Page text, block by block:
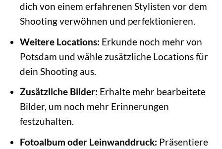
dich von einem erfahrenen Stylisten vor dem
Shooting verwöhnen und perfektionieren.
Weitere Locations: Erkunde noch mehr von
Potsdam und wähle zusätzliche Locations für
dein Shooting aus.
Zusätzliche Bilder: Erhalte mehr bearbeitete
Bilder, um noch mehr Erinnerungen
festzuhalten.
Fotoalbum oder Leinwanddruck: Präsentiere